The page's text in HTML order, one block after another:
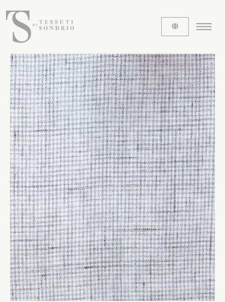
CHI SIAMO
Le etichette
La nostra storia
Lavora con noi
Share our fabrics
I TESSUTI
La Stagione Autunno/Inverno
La Stagione Primavera/Estate
Le sotto-collezioni